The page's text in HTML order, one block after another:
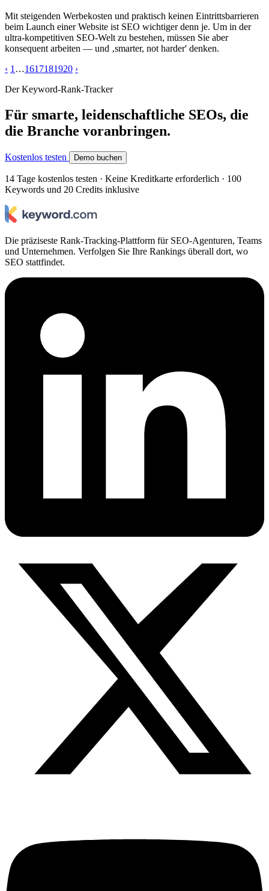
Mit steigenden Werbekosten und praktisch keinen Eintrittsbarrieren
beim Launch einer Website ist SEO wichtiger denn je. Um in der
ultra-kompetitiven SEO-Welt zu bestehen, müssen Sie aber
konsequent arbeiten — und ‚smarter, not harder' denken.
‹ 1 …1617181920 ›
Der Keyword-Rank-Tracker
Für smarte, leidenschaftliche SEOs, die
die Branche voranbringen.
Kostenlos testen Demo buchen
14 Tage kostenlos testen · Keine Kreditkarte erforderlich · 100
Keywords und 20 Credits inklusive
Die präziseste Rank-Tracking-Plattform für SEO-Agenturen, Teams
und Unternehmen. Verfolgen Sie Ihre Rankings überall dort, wo
SEO stattfindet.